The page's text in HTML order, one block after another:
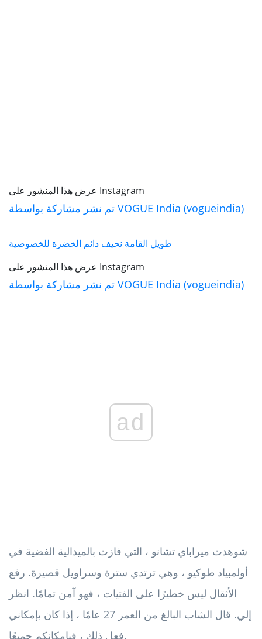
عرض هذا المنشور على Instagram
تم نشر مشاركة بواسطة VOGUE India (vogueindia)
طويل القامة نحيف دائم الخضرة للخصوصية
عرض هذا المنشور على Instagram
تم نشر مشاركة بواسطة VOGUE India (vogueindia)
ad
شوهدت ميراباي تشانو ، التي فازت بالميدالية الفضية في
أولمبياد طوكيو ، وهي ترتدي سترة وسراويل قصيرة. رفع
الأثقال ليس خطيرًا على الفتيات ، فهو آمن تمامًا. انظر
إلي. قال الشاب البالغ من العمر 27 عامًا ، إذا كان بإمكاني
فعل ذلك ، فبإمكانكم جميعًا.